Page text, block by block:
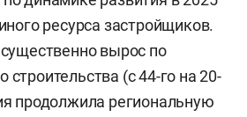
ресурса застройщиков.
вырос по
(с 44-го на 20-
продолжила региональную